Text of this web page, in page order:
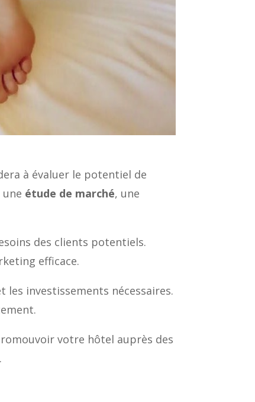
à évaluer le potentiel de
étude de marché, une
des clients potentiels.
efficace.
les investissements nécessaires.
votre hôtel auprès des